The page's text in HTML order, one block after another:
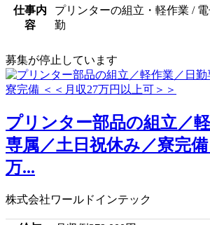
仕事内
容
プリンターの組立・軽作業 /
勤
募集が停止しています
プリンター部品の組立／
専属／土日祝休み／寮完
万...
株式会社ワールドインテック